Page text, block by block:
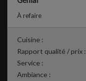
À refaire
Cuisine :
Rapport qualité / prix :
Service :
Ambiance :